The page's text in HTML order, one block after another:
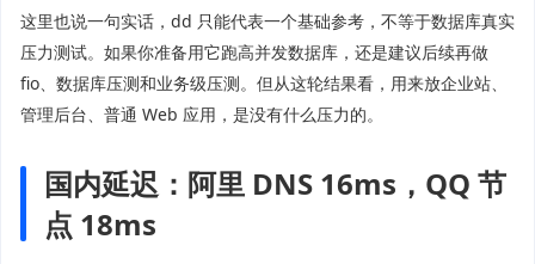
这里也说一句实话，dd 只能代表一个基础参考，不等于数据库真实
压力测试。如果你准备用它跑高并发数据库，还是建议后续再做
fio、数据库压测和业务级压测。但从这轮结果看，用来放企业站、
管理后台、普通 Web 应用，是没有什么压力的。
国内延迟：阿里 DNS 16ms，QQ 节
点 18ms